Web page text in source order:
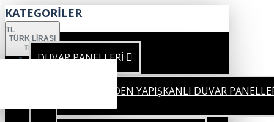
KATEGORİLER
TL
TÜRK LIRASI
TRY
DUVAR PANELLERİ
KENDİNDEN YAPIŞKANLI DUVAR